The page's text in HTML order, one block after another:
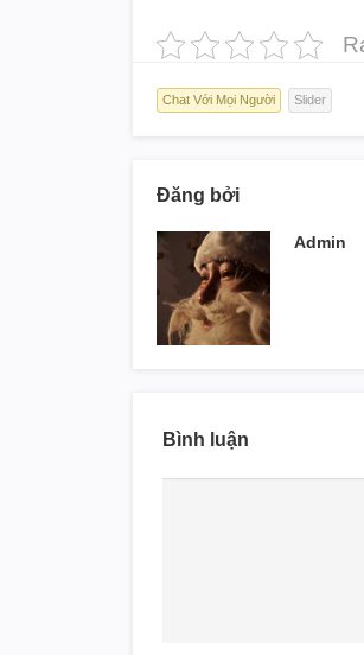
Chat Với Mọi Người Slider
Đăng bởi
Admin
Bình luận